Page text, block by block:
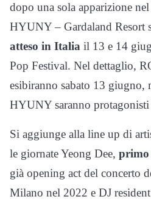
dopo una sola apparizione
HYUNY – Gardaland Resort
atteso in Italia il 13 e 14
Pop Festival. Nel dettaglio,
esibiranno sabato 13
HYUNY saranno
Si aggiunge alla line up di
le giornate Yeong Dee,
già opening act del concerto
Milano nel 2022 e DJ